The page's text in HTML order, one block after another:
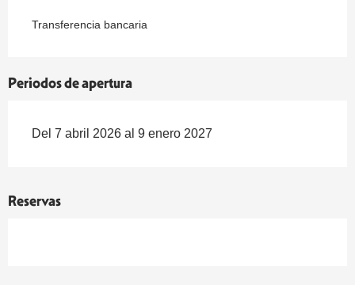
Transferencia bancaria
Periodos de apertura
Del 7 abril 2026 al 9 enero 2027
Reservas